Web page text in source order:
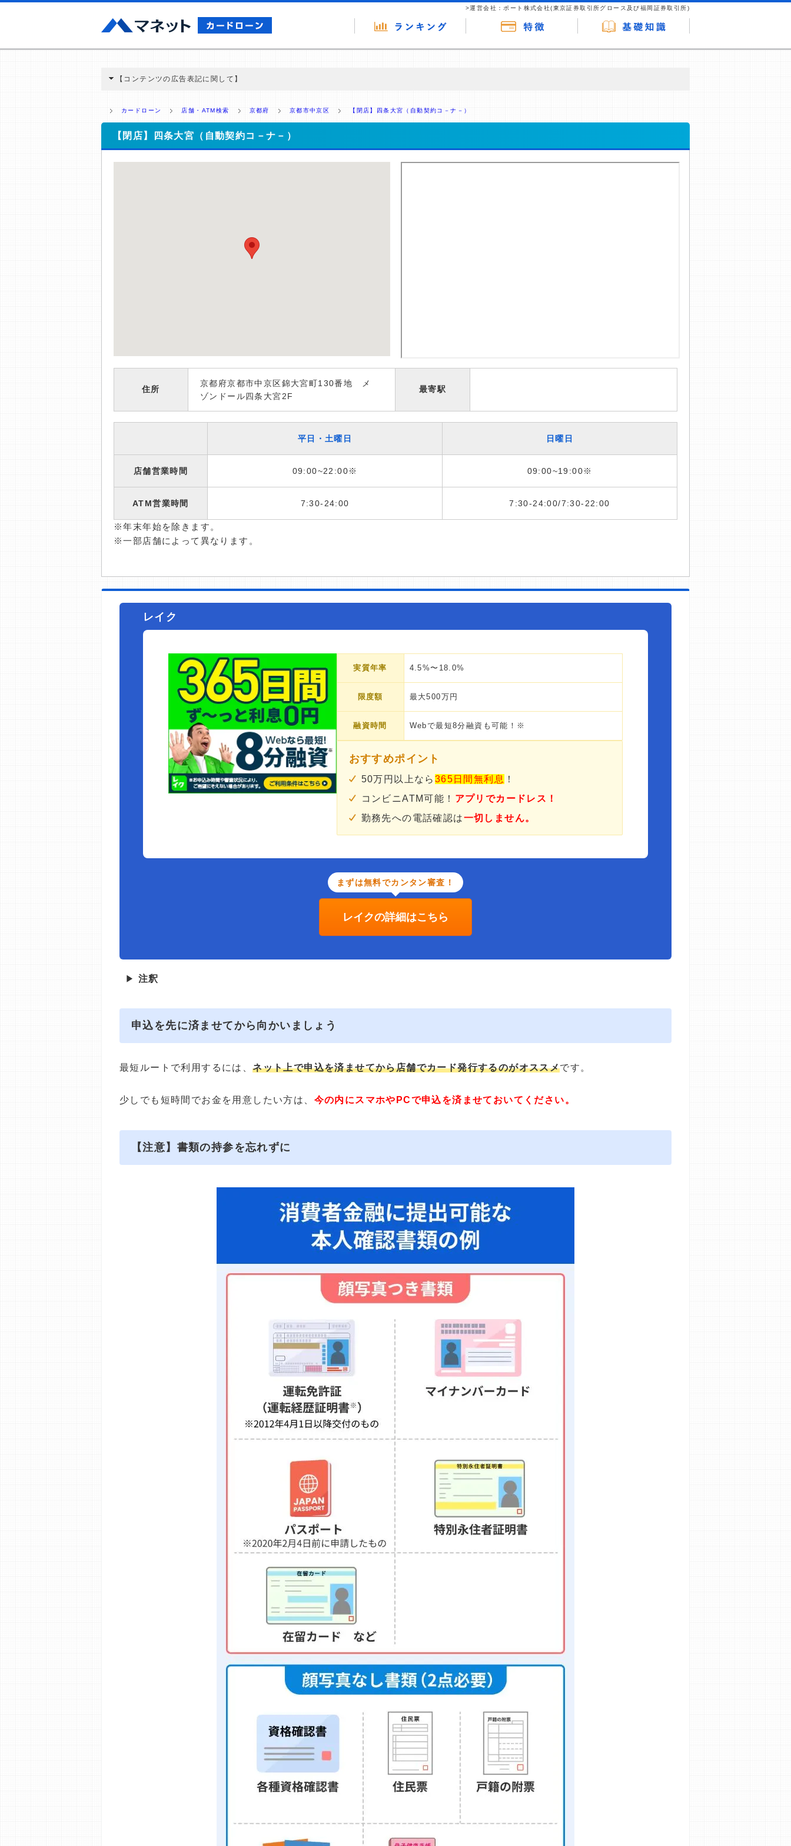
>運営会社：ポート株式会社(東京証券取引所グロース及び福岡証券取引所)
【コンテンツの広告表記に関して】
ミ収集などに基づき、公平性を担保した情報提供を行っています。
>提携企業一覧
カードローン 店舗・ATM検索 京都府 京都市中京区 【閉店】四条大宮（自動契約コ－ナ－）
【閉店】四条大宮（自動契約コ－ナ－）
住所
京都府京都市中京区錦大宮町130番地 メ
ゾンドール四条大宮2F
最寄駅
平日・土曜日 日曜日
店舗営業時間 09:00~22:00※ 09:00~19:00※
ATM営業時間 7:30-24:00 7:30-24:00/7:30-22:00
※年末年始を除きます。
※一部店舗によって異なります。
レイク
実質年率 4.5%〜18.0%
限度額 最大500万円
融資時間 Webで最短8分融資も可能！※
おすすめポイント
50万円以上なら 365日間無利息 ！
コンビニATM可能！ アプリでカードレス！
勤務先への電話確認は一切しません。
まずは無料でカンタン審査！
レイクの詳細はこちら
▶ 注釈
申込を先に済ませてから向かいましょう
最短ルートで利用するには、ネット上で申込を済ませてから店舗でカード発行するのがオススメです。
少しでも短時間でお金を用意したい方は、 今の内にスマホやPCで申込を済ませておいてください。
【注意】書類の持参を忘れずに